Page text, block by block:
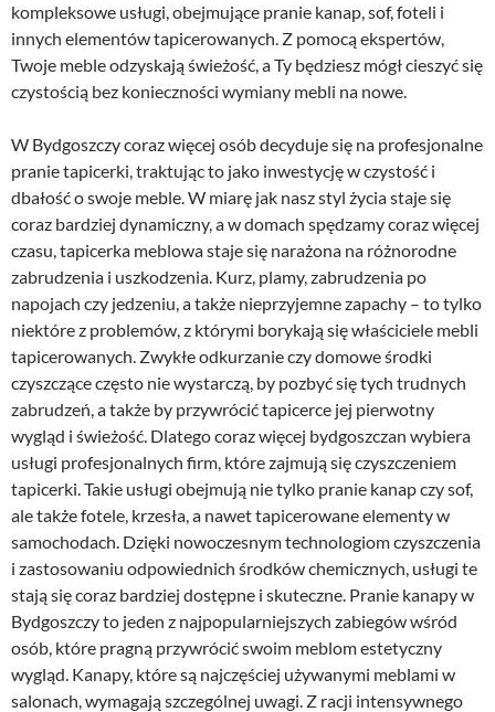
kompleksowe usługi, obejmujące pranie kanap, sof, foteli i
innych elementów tapicerowanych. Z pomocą ekspertów,
Twoje meble odzyskają świeżość, a Ty będziesz mógł cieszyć się
czystością bez konieczności wymiany mebli na nowe.
W Bydgoszczy coraz więcej osób decyduje się na profesjonalne
pranie tapicerki, traktując to jako inwestycję w czystość i
dbałość o swoje meble. W miarę jak nasz styl życia staje się
coraz bardziej dynamiczny, a w domach spędzamy coraz więcej
czasu, tapicerka meblowa staje się narażona na różnorodne
zabrudzenia i uszkodzenia. Kurz, plamy, zabrudzenia po
napojach czy jedzeniu, a także nieprzyjemne zapachy – to tylko
niektóre z problemów, z którymi borykają się właściciele mebli
tapicerowanych. Zwykłe odkurzanie czy domowe środki
czyszczące często nie wystarczą, by pozbyć się tych trudnych
zabrudzeń, a także by przywrócić tapicerce jej pierwotny
wygląd i świeżość. Dlatego coraz więcej bydgoszczan wybiera
usługi profesjonalnych firm, które zajmują się czyszczeniem
tapicerki. Takie usługi obejmują nie tylko pranie kanap czy sof,
ale także fotele, krzesła, a nawet tapicerowane elementy w
samochodach. Dzięki nowoczesnym technologiom czyszczenia
i zastosowaniu odpowiednich środków chemicznych, usługi te
stają się coraz bardziej dostępne i skuteczne. Pranie kanapy w
Bydgoszczy to jeden z najpopularniejszych zabiegów wśród
osób, które pragną przywrócić swoim meblom estetyczny
wygląd. Kanapy, które są najczęściej używanymi meblami w
salonach, wymagają szczególnej uwagi. Z racji intensywnego